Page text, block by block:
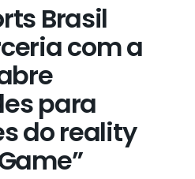
Brasil
com a
para
do reality